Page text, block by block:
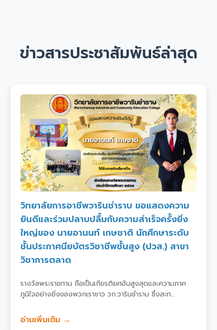
ข่าวสารประชาสัมพันธ์ล่าสุด
วิทยาลัยการอาชีพวารินชำราบ ขอแสดงความ
ยินดีและร่วมปลาบปลื้มกับความสำเร็จครั้งยิ่ง
ใหญ่ของ นายอานนท์ เกษชาติ นักศึกษาระดับ
ชั้นประกาศนียบัตรวิชาชีพชั้นสูง (ปวส.) สาขา
วิชาการตลาด
รางวัลพระราชทาน ถือเป็นเกียรติยศอันสูงสุดและความภาค
ภูมิใจอย่างยิ่งของพวกเราชาว วก.วารินชำราบ ซึ่งสะท...
อ่านเพิ่มเติม →